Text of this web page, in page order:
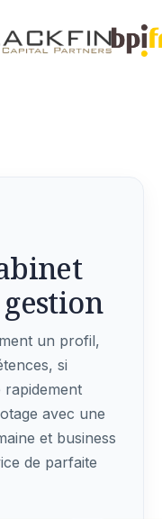
un profil,
si
avec une
et business
de parfaite